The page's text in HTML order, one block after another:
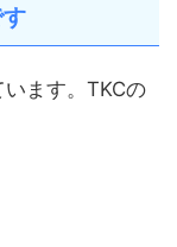
ます。TKCの